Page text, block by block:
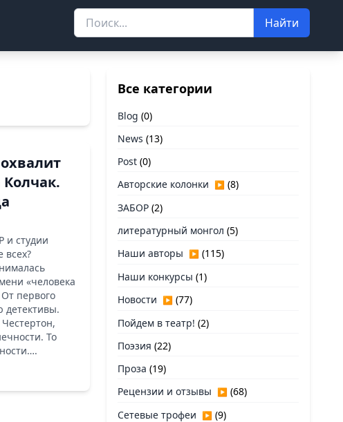
Найти
Колчак.
и студии
«человека
первого
детективы.
То
Все категории
Blog (0)
News (13)
Post (0)
Авторские колонки ▶ (8)
ЗАБОР (2)
литературный монгол (5)
Наши авторы ▶ (115)
Наши конкурсы (1)
Новости ▶ (77)
Пойдем в театр! (2)
Поэзия (22)
Проза (19)
Рецензии и отзывы ▶ (68)
Сетевые трофеи ▶ (9)